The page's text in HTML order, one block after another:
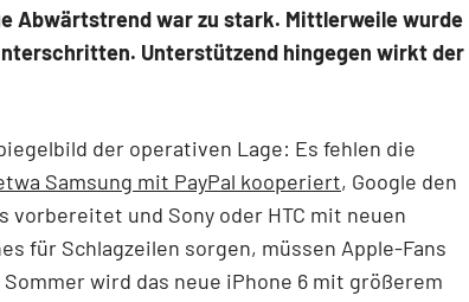
Abwärtstrend war zu stark. Mittlerweile wurde
Unterstützend hingegen wirkt der
der operativen Lage: Es fehlen die
Samsung mit PayPal kooperiert, Google den
vorbereitet und Sony oder HTC mit neuen
für Schlagzeilen sorgen, müssen Apple-Fans
wird das neue iPhone 6 mit größerem